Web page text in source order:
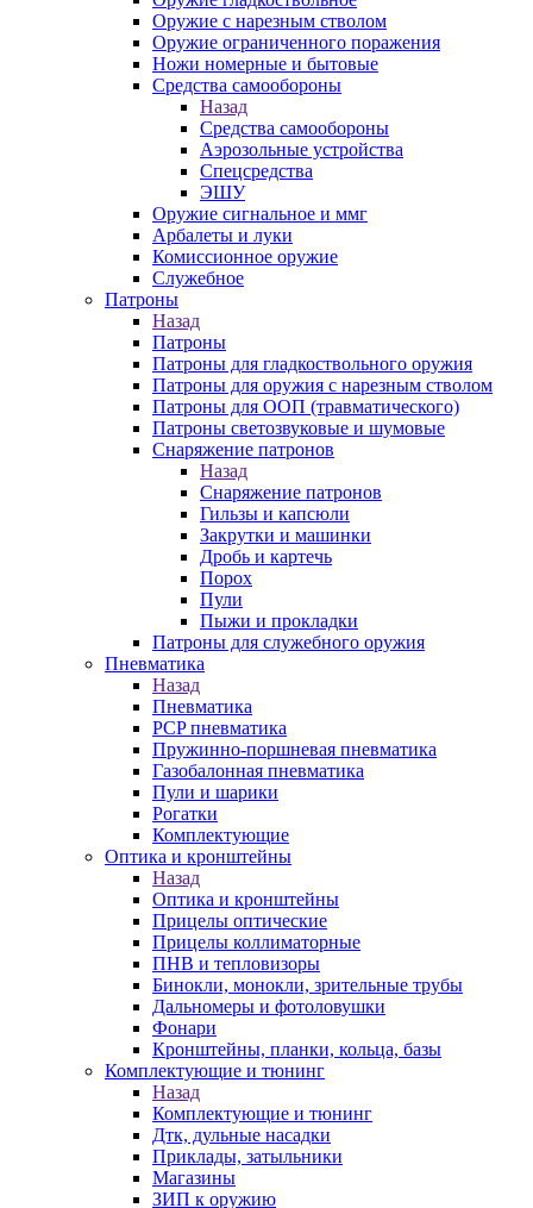
Оружие с нарезным стволом
Оружие ограниченного поражения
Ножи номерные и бытовые
Средства самообороны
Назад
Средства самообороны
Аэрозольные устройства
Спецсредства
ЭШУ
Оружие сигнальное и ммг
Арбалеты и луки
Комиссионное оружие
Служебное
Патроны
Назад
Патроны
Патроны для гладкоствольного оружия
Патроны для оружия с нарезным стволом
Патроны для ООП (травматического)
Патроны светозвуковые и шумовые
Снаряжение патронов
Назад
Снаряжение патронов
Гильзы и капсюли
Закрутки и машинки
Дробь и картечь
Порох
Пули
Пыжи и прокладки
Патроны для служебного оружия
Пневматика
Назад
Пневматика
PCP пневматика
Пружинно-поршневая пневматика
Газобалонная пневматика
Пули и шарики
Рогатки
Комплектующие
Оптика и кронштейны
Назад
Оптика и кронштейны
Прицелы оптические
Прицелы коллиматорные
ПНВ и тепловизоры
Бинокли, монокли, зрительные трубы
Дальномеры и фотоловушки
Фонари
Кронштейны, планки, кольца, базы
Комплектующие и тюнинг
Назад
Комплектующие и тюнинг
Дтк, дульные насадки
Приклады, затыльники
Магазины
ЗИП к оружию